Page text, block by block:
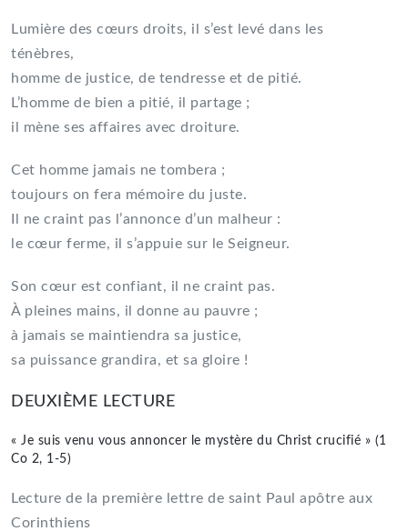
Lumière des cœurs droits, il s’est levé dans les
ténèbres,
homme de justice, de tendresse et de pitié.
L’homme de bien a pitié, il partage ;
il mène ses affaires avec droiture.
Cet homme jamais ne tombera ;
toujours on fera mémoire du juste.
Il ne craint pas l’annonce d’un malheur :
le cœur ferme, il s’appuie sur le Seigneur.
Son cœur est confiant, il ne craint pas.
À pleines mains, il donne au pauvre ;
à jamais se maintiendra sa justice,
sa puissance grandira, et sa gloire !
DEUXIÈME LECTURE
« Je suis venu vous annoncer le mystère du Christ crucifié » (1
Co 2, 1-5)
Lecture de la première lettre de saint Paul apôtre aux
Corinthiens